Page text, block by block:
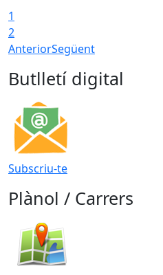
1
2
AnteriorSegüent
Butlletí digital
Subscriu-te
Plànol / Carrers